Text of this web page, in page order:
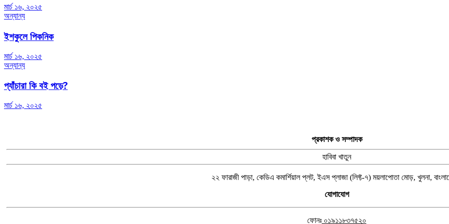
মার্চ ১৬, ২০২৫
অন্যান্য
ইশকুলে পিকনিক
মার্চ ১৬, ২০২৫
অন্যান্য
প্যাঁচারা কি বই পড়ে?
মার্চ ১৬, ২০২৫
প্রকাশক ও সম্পাদক
হাবিবা খাতুন
২২ ফারাজী পাড়া, কেডিএ কমার্শিয়াল প্লট, ইএস প্লাজা (লিফ্ট-৭) ময়লাপোতা মোড়, খুলনা,
যোগাযোগ
ফোনঃ ০১৯১১৮৩৭৫২০